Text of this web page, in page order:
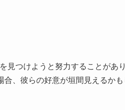
見つけようと努力することがあ
、彼らの好意が垣間見えるかも